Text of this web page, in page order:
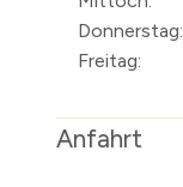
Donnerstag:
Freitag:
Anfahrt